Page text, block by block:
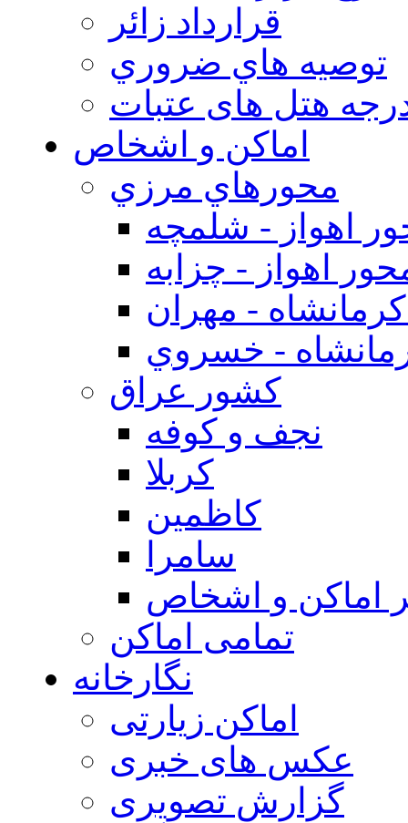
قرارداد زائر
توصيه هاي ضروري
هتل های عتبات
اماکن و اشخاص
محورهاي مرزي
اهواز - شلمچه
اهواز - چزابه
- مهران
- خسروي
كشور عراق
نجف و كوفه
كربلا
كاظمين
سامرا
اماكن و اشخاص
تمامی اماکن
نگارخانه
اماکن زیارتی
عکس های خبری
گزارش تصویری